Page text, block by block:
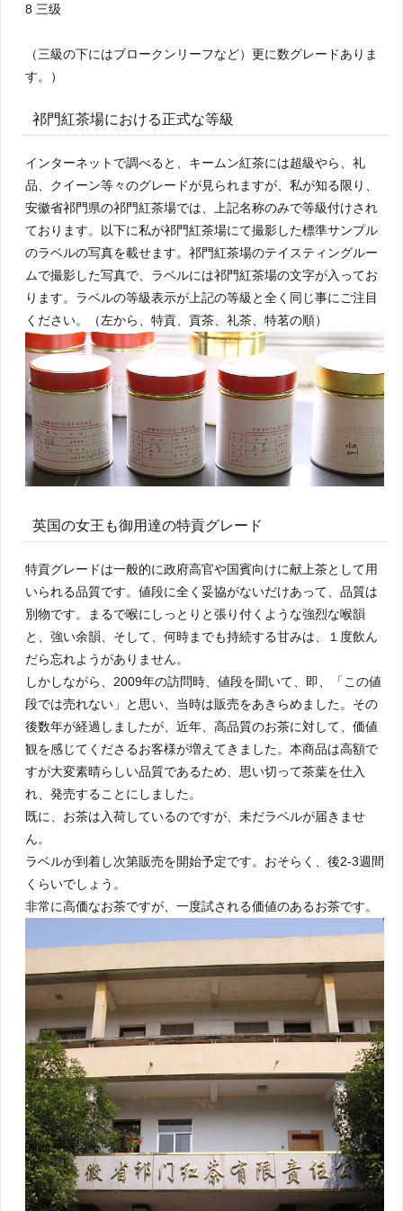
8 三级
（三級の下にはブロークンリーフなど）更に数グレードありま
す。）
祁門紅茶場における正式な等級
インターネットで調べると、キームン紅茶には超級やら、礼
品、クイーン等々のグレードが見られますが、私が知る限り、
安徽省祁門県の祁門紅茶場では、上記名称のみで等級付けされ
ております。以下に私が祁門紅茶場にて撮影した標準サンプル
のラベルの写真を載せます。祁門紅茶場のテイスティングルー
ムで撮影した写真で、ラベルには祁門紅茶場の文字が入ってお
ります。ラベルの等級表示が上記の等級と全く同じ事にご注目
ください。（左から、特貢、貢茶、礼茶、特茗の順）
英国の女王も御用達の特貢グレード
特貢グレードは一般的に政府高官や国賓向けに献上茶として用
いられる品質です。値段に全く妥協がないだけあって、品質は
別物です。まるで喉にしっとりと張り付くような強烈な喉韻
と、強い余韻、そして、何時までも持続する甘みは、１度飲ん
だら忘れようがありません。
しかしながら、2009年の訪問時、値段を聞いて、即、「この値
段では売れない」と思い、当時は販売をあきらめました。その
後数年が経過しましたが、近年、高品質のお茶に対して、価値
観を感じてくださるお客様が増えてきました。本商品は高額で
すが大変素晴らしい品質であるため、思い切って茶葉を仕入
れ、発売することにしました。
既に、お茶は入荷しているのですが、未だラベルが届きませ
ん。
ラベルが到着し次第販売を開始予定です。おそらく、後2-3週間
くらいでしょう。
非常に高価なお茶ですが、一度試される価値のあるお茶です。